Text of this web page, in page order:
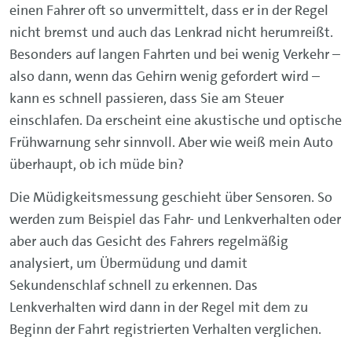
einen Fahrer oft so unvermittelt, dass er in der Regel
nicht bremst und auch das Lenkrad nicht herumreißt.
Besonders auf langen Fahrten und bei wenig Verkehr –
also dann, wenn das Gehirn wenig gefordert wird –
kann es schnell passieren, dass Sie am Steuer
einschlafen. Da erscheint eine akustische und optische
Frühwarnung sehr sinnvoll. Aber wie weiß mein Auto
überhaupt, ob ich müde bin?
Die Müdigkeitsmessung geschieht über Sensoren. So
werden zum Beispiel das Fahr- und Lenkverhalten oder
aber auch das Gesicht des Fahrers regelmäßig
analysiert, um Übermüdung und damit
Sekundenschlaf schnell zu erkennen. Das
Lenkverhalten wird dann in der Regel mit dem zu
Beginn der Fahrt registrierten Verhalten verglichen.